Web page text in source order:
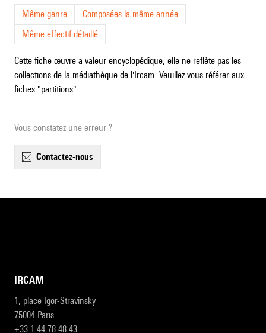
Même genre
Composées la même année
Même effectif détaillé
Cette fiche œuvre a valeur encyclopédique, elle ne reflète pas les
collections de la médiathèque de l'Ircam. Veuillez vous référer aux
fiches "partitions".
Vous constatez une erreur ?
contactez-nous
IRCAM
1, place Igor-Stravinsky
75004 Paris
+33 1 44 78 48 43